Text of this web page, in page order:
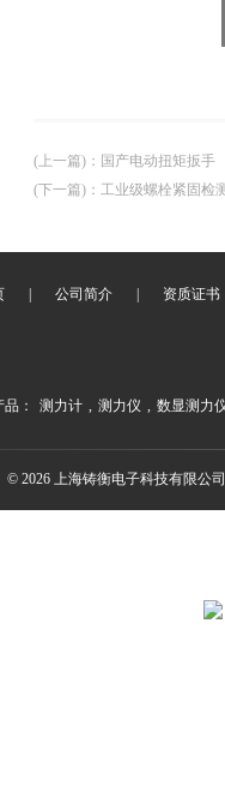
(上一篇) ： 国产电动扭矩扳手
(下一篇) ： 工业级螺栓紧固检
公司简介 资质证书
： 测力计 , 测力仪 , 数显测力
© 2026 上海铸衡电子科技有限公